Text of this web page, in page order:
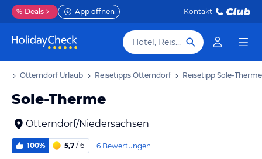
% Deals App öffnen Kontakt
Hotel, Reiseziel
Otterndorf Urlaub Reisetipps Otterndorf Reisetipp Sole-Therme
Sole-Therme
Otterndorf/Niedersachsen
100% 5,7 / 6 6 Bewertungen